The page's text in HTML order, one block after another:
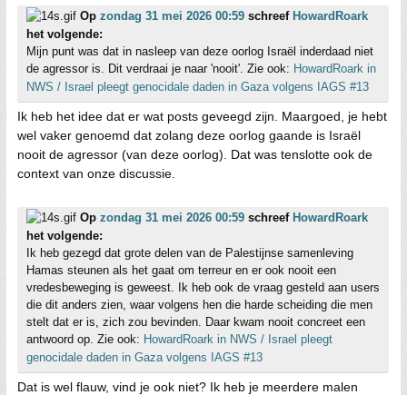
Op zondag 31 mei 2026 00:59 schreef HowardRoark
het volgende:
Mijn punt was dat in nasleep van deze oorlog Israël inderdaad niet
de agressor is. Dit verdraai je naar 'nooit'. Zie ook: HowardRoark in
NWS / Israel pleegt genocidale daden in Gaza volgens IAGS #13
Ik heb het idee dat er wat posts geveegd zijn. Maargoed, je hebt
wel vaker genoemd dat zolang deze oorlog gaande is Israël
nooit de agressor (van deze oorlog). Dat was tenslotte ook de
context van onze discussie.
Op zondag 31 mei 2026 00:59 schreef HowardRoark
het volgende:
Ik heb gezegd dat grote delen van de Palestijnse samenleving
Hamas steunen als het gaat om terreur en er ook nooit een
vredesbeweging is geweest. Ik heb ook de vraag gesteld aan users
die dit anders zien, waar volgens hen die harde scheiding die men
stelt dat er is, zich zou bevinden. Daar kwam nooit concreet een
antwoord op. Zie ook: HowardRoark in NWS / Israel pleegt
genocidale daden in Gaza volgens IAGS #13
Dat is wel flauw, vind je ook niet? Ik heb je meerdere malen